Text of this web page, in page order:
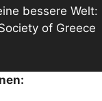
bessere Welt:
of Greece